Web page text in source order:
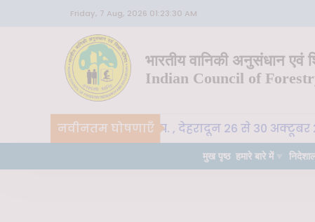
Friday, 7 Aug, 2026 01:23:30 AM
भारतीय वानिकी अनुसंधान एवं
Indian Council of
नवीनतम घोषणाएँ
CoE-SLM, भा. वा. अ. शि. प. , देहरादून 26 से 30
मुख पृष्ठ हमारे बारे में